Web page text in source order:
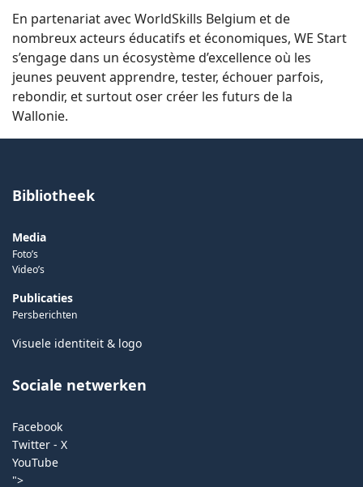
En partenariat avec WorldSkills Belgium et de
nombreux acteurs éducatifs et économiques, WE Start
s’engage dans un écosystème d’excellence où les
jeunes peuvent apprendre, tester, échouer parfois,
rebondir, et surtout oser créer les futurs de la
Wallonie.
Bibliotheek
Media
Foto’s
Video’s
Publicaties
Persberichten
Visuele identiteit & logo
Sociale netwerken
Facebook
Twitter - X
YouTube
">